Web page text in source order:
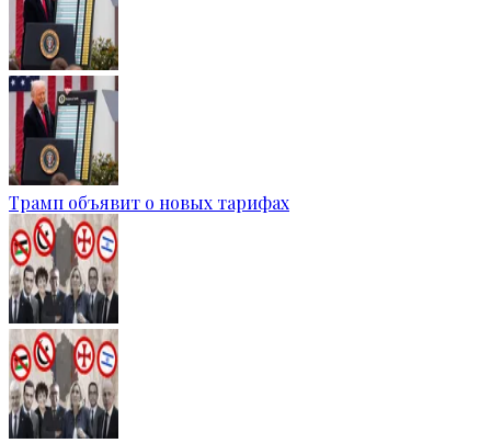
Трамп объявит о новых тарифах